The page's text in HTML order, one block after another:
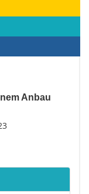
Anbau